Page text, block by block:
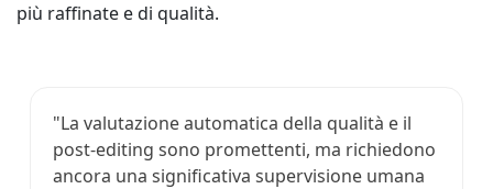
più raffinate e di qualità.
"La valutazione automatica della qualità e il
post-editing sono promettenti, ma richiedono
ancora una significativa supervisione umana